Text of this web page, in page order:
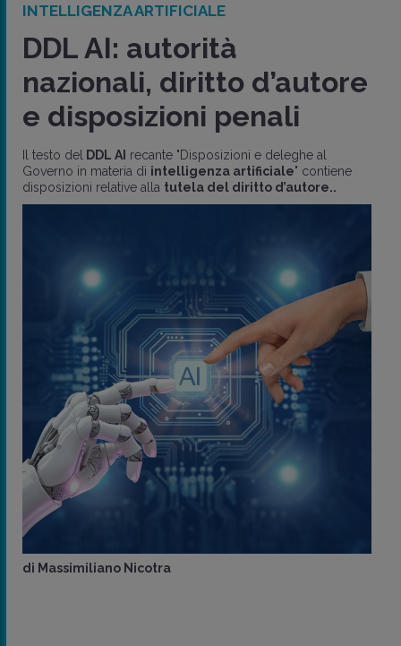
INTELLIGENZA ARTIFICIALE
DDL AI: autorità
nazionali, diritto d’autore
e disposizioni penali
Il testo del DDL AI recante "Disposizioni e deleghe al
Governo in materia di intelligenza artificiale" contiene
disposizioni relative alla tutela del diritto d’autore..
di Massimiliano Nicotra